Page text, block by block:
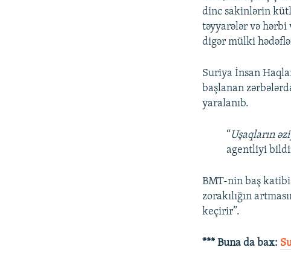
dinc sakinlərin
təyyarələr və hərbi
digər mülki
Suriya İnsan
başlanan
yaralanıb.
“Uşaqların
agentliyi
BMT-nin baş
zorakılığın
keçirir”.
*** Buna da bax: